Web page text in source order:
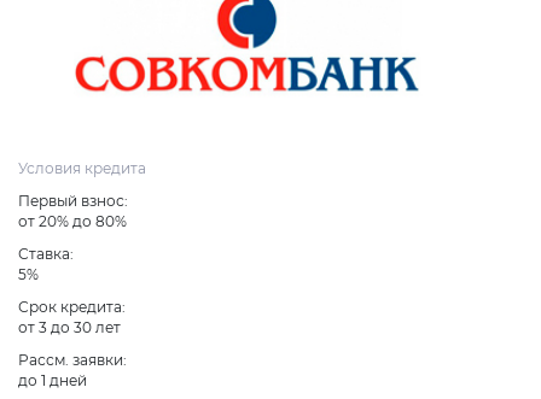
Условия кредита
Первый взнос:
от 20% до 80%
Ставка:
5%
Срок кредита:
от 3 до 30 лет
Рассм. заявки:
до 1 дней